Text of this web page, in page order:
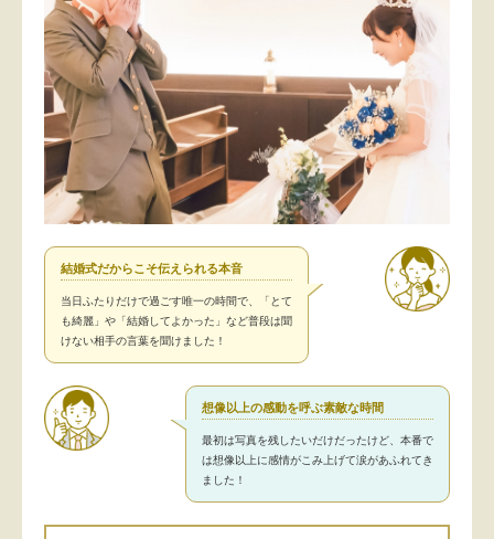
結婚式だからこそ伝えられる本音
当日ふたりだけで過ごす唯一の時間で、「とて
も綺麗」や「結婚してよかった」など普段は聞
けない相手の言葉を聞けました！
想像以上の感動を呼ぶ素敵な時間
最初は写真を残したいだけだったけど、本番で
は想像以上に感情がこみ上げて涙があふれてき
ました！